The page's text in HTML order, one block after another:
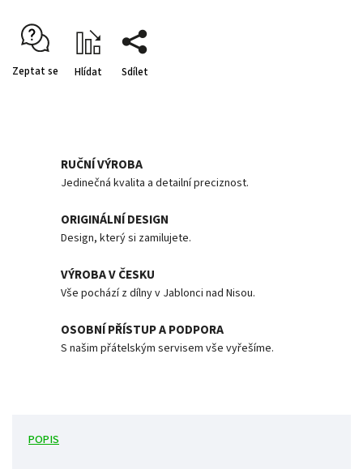
Zeptat se Hlídat Sdílet
RUČNÍ VÝROBA
Jedinečná kvalita a detailní preciznost.
ORIGINÁLNÍ DESIGN
Design, který si zamilujete.
VÝROBA V ČESKU
Vše pochází z dílny v Jablonci nad Nisou.
OSOBNÍ PŘÍSTUP A PODPORA
S našim přátelským servisem vše vyřešíme.
POPIS